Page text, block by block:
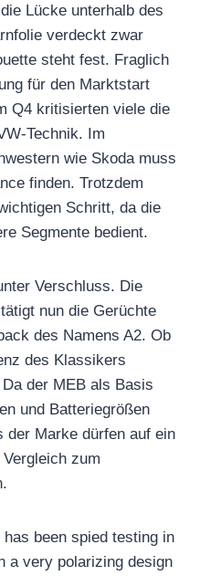
Lücke unterhalb des
verdeckt zwar
steht fest. Fraglich
für den Marktstart
Q4 kritisierten viele die
Technik. Im
wie Skoda muss
finden. Trotzdem
Schritt, da die
Segmente bedient.
Verschluss. Die
nun die Gerüchte
des Namens A2. Ob
des Klassikers
der MEB als Basis
und Batteriegrößen
der Marke dürfen auf ein
zum
been spied testing in
a very polarizing design